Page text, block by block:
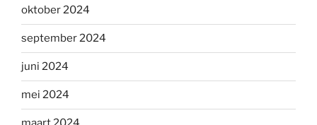
oktober 2024
september 2024
juni 2024
mei 2024